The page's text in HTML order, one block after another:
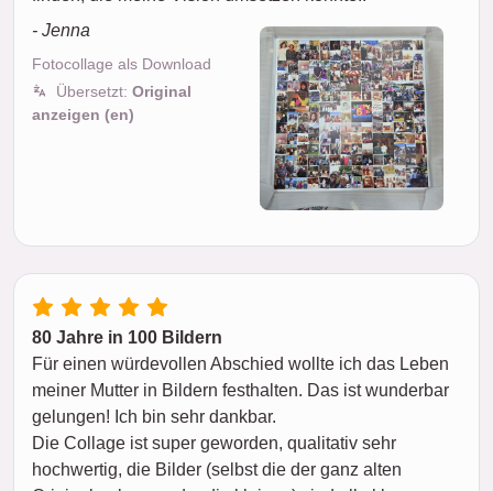
- Jenna
Fotocollage als Download
Übersetzt: Original
anzeigen (en)
80 Jahre in 100 Bildern
Für einen würdevollen Abschied wollte ich das Leben
meiner Mutter in Bildern festhalten. Das ist wunderbar
gelungen! Ich bin sehr dankbar.
Die Collage ist super geworden, qualitativ sehr
hochwertig, die Bilder (selbst die der ganz alten